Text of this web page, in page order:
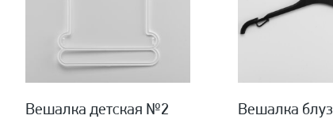
Вешалка детская №2
Вешалка